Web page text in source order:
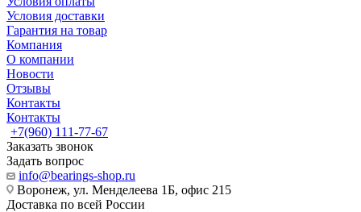
Условия доставки
Гарантия на товар
Компания
О компании
Новости
Отзывы
Контакты
Контакты
+7(960) 111-77-67
Заказать звонок
Задать вопрос
info@bearings-shop.ru
Воронеж, ул. Менделеева 1Б, офис 215
Доставка по всей России